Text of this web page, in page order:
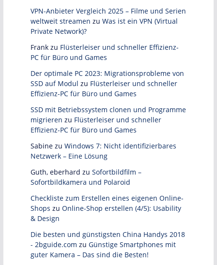
VPN-Anbieter Vergleich 2025 – Filme und Serien
weltweit streamen zu Was ist ein VPN (Virtual
Private Network)?
Frankzu Flüsterleiser und schneller Effizienz-
PC für Büro und Games
Der optimale PC 2023: Migrationsprobleme von
SSD auf Modul zu Flüsterleiser und schneller
Effizienz-PC für Büro und Games
SSD mit Betriebssystem clonen und Programme
migrieren zu Flüsterleiser und schneller
Effizienz-PC für Büro und Games
Sabinezu Windows 7: Nicht identifizierbares
Netzwerk – Eine Lösung
Guth, eberhard zu Sofortbildfilm –
Sofortbildkamera und Polaroid
Checkliste zum Erstellen eines eigenen Online-
Shops zu Online-Shop erstellen (4/5): Usability
& Design
Die besten und günstigsten China Handys 2018
- 2bguide.com zu Günstige Smartphones mit
guter Kamera – Das sind die Besten!